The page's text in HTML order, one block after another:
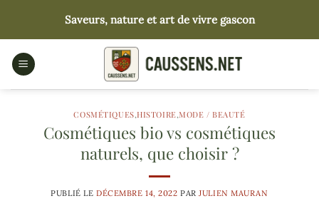
contenu
Saveurs, nature et art de vivre gascon
COSMÉTIQUES,HISTOIRE,MODE / BEAUTÉ
Cosmétiques bio vs cosmétiques
naturels, que choisir ?
PUBLIÉ LE DÉCEMBRE 14, 2022 PAR JULIEN MAURAN